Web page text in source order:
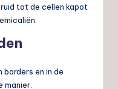
tot de cellen kapot
en in de
manier.